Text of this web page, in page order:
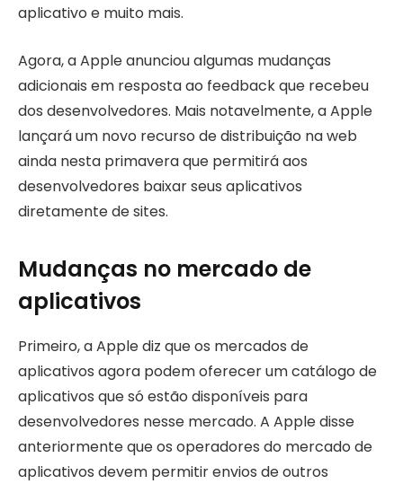
aplicativo e muito mais.
Agora, a Apple anunciou algumas mudanças
adicionais em resposta ao feedback que recebeu
dos desenvolvedores. Mais notavelmente, a Apple
lançará um novo recurso de distribuição na web
ainda nesta primavera que permitirá aos
desenvolvedores baixar seus aplicativos
diretamente de sites.
Mudanças no mercado de
aplicativos
Primeiro, a Apple diz que os mercados de
aplicativos agora podem oferecer um catálogo de
aplicativos que só estão disponíveis para
desenvolvedores nesse mercado. A Apple disse
anteriormente que os operadores do mercado de
aplicativos devem permitir envios de outros